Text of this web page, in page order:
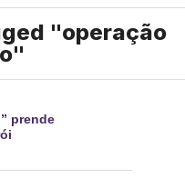
"operação
prende